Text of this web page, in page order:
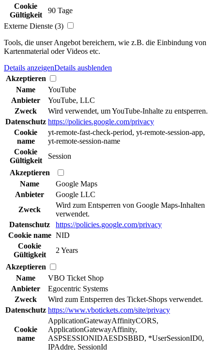
Cookie
Gültigkeit
90 Tage
Externe Dienste (3)
Tools, die unser Angebot bereichern, wie z.B. die Einbindung von
Kartenmaterial oder Videos etc.
Details anzeigenDetails ausblenden
Akzeptieren
Name
YouTube
Anbieter
YouTube, LLC
Zweck
Wird verwendet, um YouTube-Inhalte zu entsperren.
Datenschutz https://policies.google.com/privacy
Cookie
name
yt-remote-fast-check-period, yt-remote-session-app,
yt-remote-session-name
Cookie
Gültigkeit
Session
Akzeptieren
Name
Google Maps
Anbieter
Google LLC
Zweck
Wird zum Entsperren von Google Maps-Inhalten
verwendet.
Datenschutz
https://policies.google.com/privacy
Cookie name NID
Cookie
Gültigkeit
2 Years
Akzeptieren
Name
VBO Ticket Shop
Anbieter
Egocentric Systems
Zweck
Wird zum Entsperren des Ticket-Shops verwendet.
Datenschutz https://www.vbotickets.com/site/privacy
Cookie
name
ApplicationGatewayAffinityCORS,
ApplicationGatewayAffinity,
ASPSESSIONIDAESDSBBD, *UserSessionID0,
IPAddre, SessionId